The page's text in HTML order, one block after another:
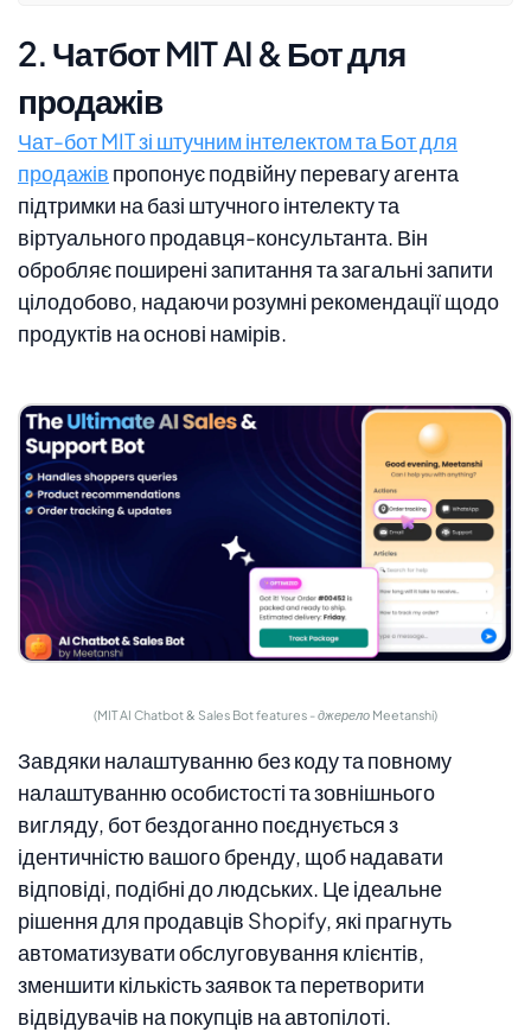
2. Чатбот MIT AI & Бот для
продажів
Чат-бот MIT зі штучним інтелектом та Бот для
продажів пропонує подвійну перевагу агента
підтримки на базі штучного інтелекту та
віртуального продавця-консультанта. Він
обробляє поширені запитання та загальні запити
цілодобово, надаючи розумні рекомендації щодо
продуктів на основі намірів.
(MIT AI Chatbot & Sales Bot features - джерело Meetanshi)
Завдяки налаштуванню без коду та повному
налаштуванню особистості та зовнішнього
вигляду, бот бездоганно поєднується з
ідентичністю вашого бренду, щоб надавати
відповіді, подібні до людських. Це ідеальне
рішення для продавців Shopify, які прагнуть
автоматизувати обслуговування клієнтів,
зменшити кількість заявок та перетворити
відвідувачів на покупців на автопілоті.